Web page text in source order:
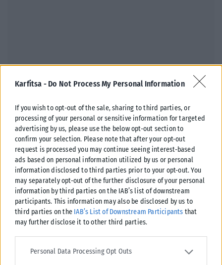
Karfitsa - Do Not Process My Personal Information
If you wish to opt-out of the sale, sharing to third parties, or
processing of your personal or sensitive information for targeted
advertising by us, please use the below opt-out section to
confirm your selection. Please note that after your opt-out
request is processed you may continue seeing interest-based
ads based on personal information utilized by us or personal
information disclosed to third parties prior to your opt-out. You
may separately opt-out of the further disclosure of your personal
information by third parties on the IAB’s list of downstream
participants. This information may also be disclosed by us to
third parties on the IAB’s List of Downstream Participants that
may further disclose it to other third parties.
Please note that this website/app uses one or more Google
services and may gather and store information including but not
Personal Data Processing Opt Outs
Ενώπιον του Δημάρχου Χαλκηδόνος, Σταύρου Αναγνωστόπουλου,
πραγματοποιήθηκε σήμερα η ορκωμοσία του Στυλιανού Τζουράκη, ο
οποίος αναλαμβάνει καθήκοντα συμβούλου της Τοπικής...
ΑΝΑΡΤΉΘΗΚΕ ΑΠΌKARFITSANEWS 04/08/2026